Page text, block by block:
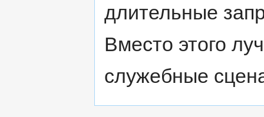
длительные
Вместо этого
служебные